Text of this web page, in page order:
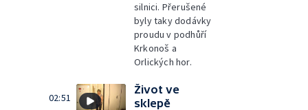
silnici. Přerušené
byly taky dodávky
proudu v podhůří
Krkonoš a
Orlických hor.
02:51
Život ve
sklepě